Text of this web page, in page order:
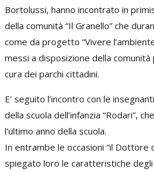
Bortolussi, hanno incontrato in
della comunità “Il Granello” che
come da progetto “Vivere
messi a disposizione della
cura dei parchi cittadini.
E’ seguito l’incontro con le
della scuola dell’infanzia “Rodari”,
l’ultimo anno della scuola.
In entrambe le occasioni “il Dottore
spiegato loro le caratteristiche